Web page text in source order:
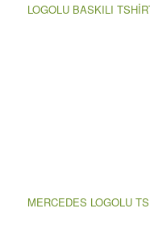
LOGOLU BASKILI
MERCEDES LOGOLU